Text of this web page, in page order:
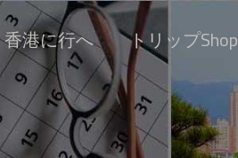
香港に行へ トリップShop